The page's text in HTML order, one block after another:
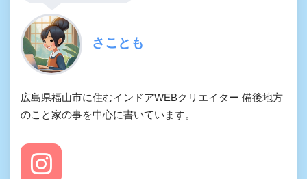
さことも
広島県福山市に住むインドアWEBクリエイター 備後地方
のこと家の事を中心に書いています。